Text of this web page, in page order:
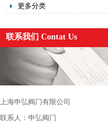
更多分类
联系我们 Contat Us
上海申弘阀门有限公司
联系人：申弘阀门